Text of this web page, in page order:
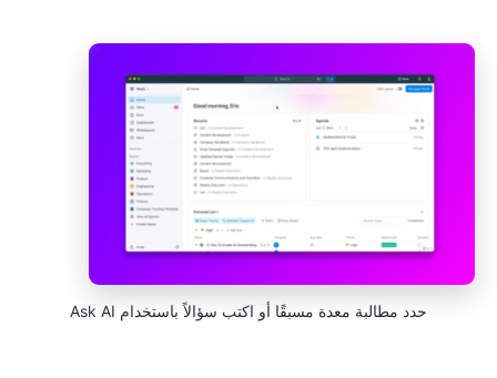
حدد مطالبة معدة مسبقًا أو اكتب سؤالاً باستخدام Ask AI